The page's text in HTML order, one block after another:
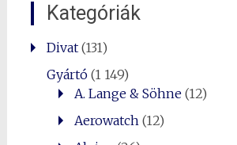
Kategóriák
Divat(131)
Gyártó(1 149)
A. Lange & Söhne(12)
Aerowatch (12)